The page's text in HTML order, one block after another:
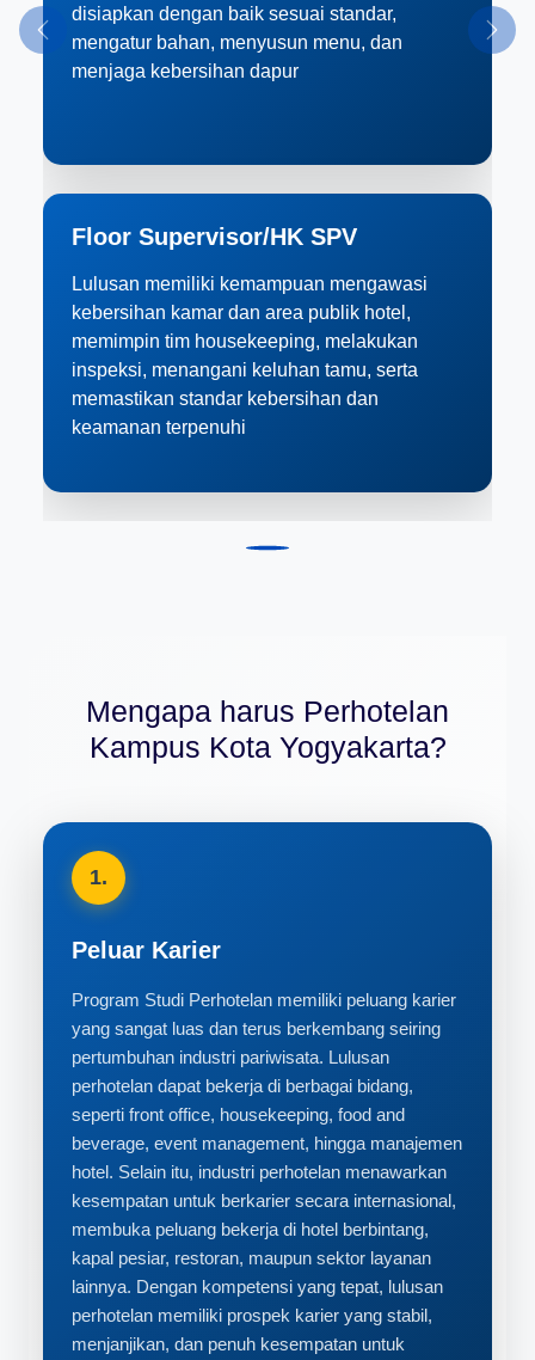
disiapkan dengan baik sesuai standar,
mengatur bahan, menyusun menu, dan
menjaga kebersihan dapur
Floor Supervisor/HK SPV
Lulusan memiliki kemampuan mengawasi
kebersihan kamar dan area publik hotel,
memimpin tim housekeeping, melakukan
inspeksi, menangani keluhan tamu, serta
memastikan standar kebersihan dan
keamanan terpenuhi
Previous Next
Mengapa harus Perhotelan
Kampus Kota Yogyakarta?
1.
Peluar Karier
Program Studi Perhotelan memiliki peluang karier
yang sangat luas dan terus berkembang seiring
pertumbuhan industri pariwisata. Lulusan
perhotelan dapat bekerja di berbagai bidang,
seperti front office, housekeeping, food and
beverage, event management, hingga manajemen
hotel. Selain itu, industri perhotelan menawarkan
kesempatan untuk berkarier secara internasional,
membuka peluang bekerja di hotel berbintang,
kapal pesiar, restoran, maupun sektor layanan
lainnya. Dengan kompetensi yang tepat, lulusan
perhotelan memiliki prospek karier yang stabil,
menjanjikan, dan penuh kesempatan untuk